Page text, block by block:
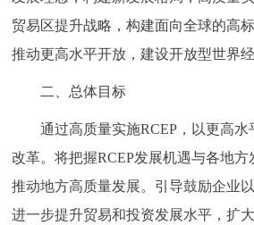
北京概况 十六区概览
绿色北京
多语种
ENGLISH 한국어
贸易区提升战略，构建面向全球的高
推动更高水平开放，建设开放型世界经
二、总体目标
通过高质量实施RCEP，以更高水
改革。将把握RCEP发展机遇与各地方
推动地方高质量发展。引导鼓励企业
进一步提升贸易和投资发展水平，扩